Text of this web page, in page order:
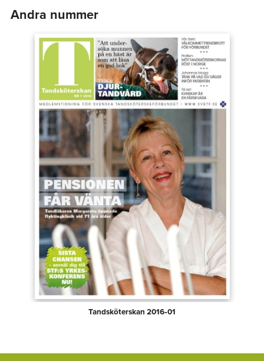
Andra nummer
Tandsköterskan 2016‑01